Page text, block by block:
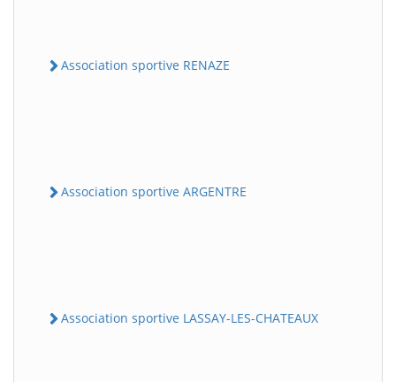
Association sportive RENAZE
Association sportive ARGENTRE
Association sportive LASSAY-LES-CHATEAUX